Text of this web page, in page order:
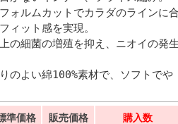
ォルムカットでカラダのラインに合
ィット感を実現。
の細菌の増殖を抑え、ニオイの発生
のよい綿100%素材で、ソフトでや
準価格 販売価格 購入数